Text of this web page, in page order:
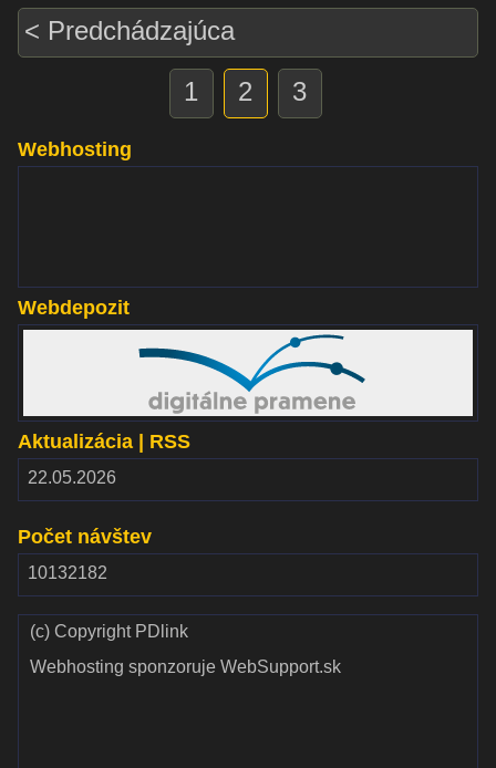
< Predchádzajúca
1 2 3
Webhosting
Webdepozit
Počet návštev
10132182
Aktualizácia | RSS
22.05.2026
(c) Copyright PDlink
Webhosting sponzoruje WebSupport.sk